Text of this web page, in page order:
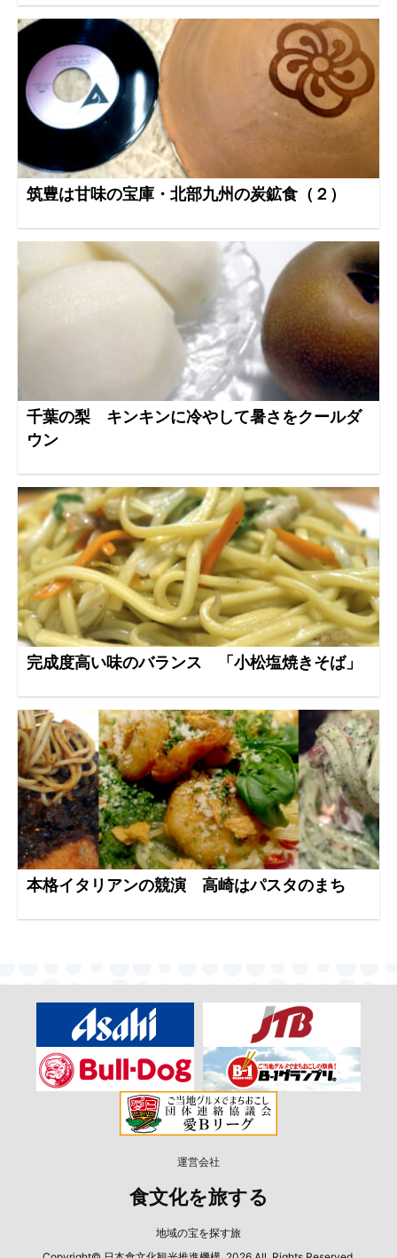
筑豊は甘味の宝庫・北部九州の炭鉱食（２）
千葉の梨 キンキンに冷やして暑さをクールダ
ウン
完成度高い味のバランス 「小松塩焼きそば」
本格イタリアンの競演 高崎はパスタのまち
運営会社
食文化を旅する
地域の宝を探す旅